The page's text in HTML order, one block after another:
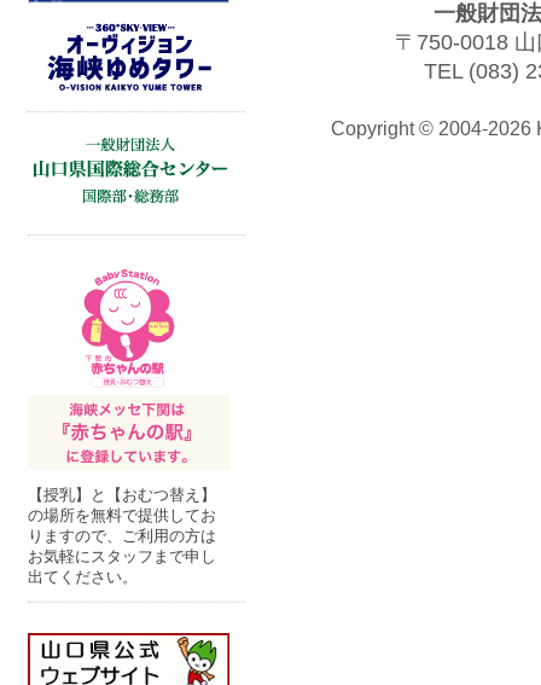
【授乳】と【おむつ替え】
の場所を無料で提供してお
りますので、ご利用の方は
お気軽にスタッフまで申し
出てください。
一般財団
〒750-0018
TEL (083)
Copyright © 2004-2026